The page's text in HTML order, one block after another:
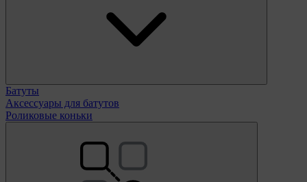
Батуты
Аксессуары для батутов
Роликовые коньки